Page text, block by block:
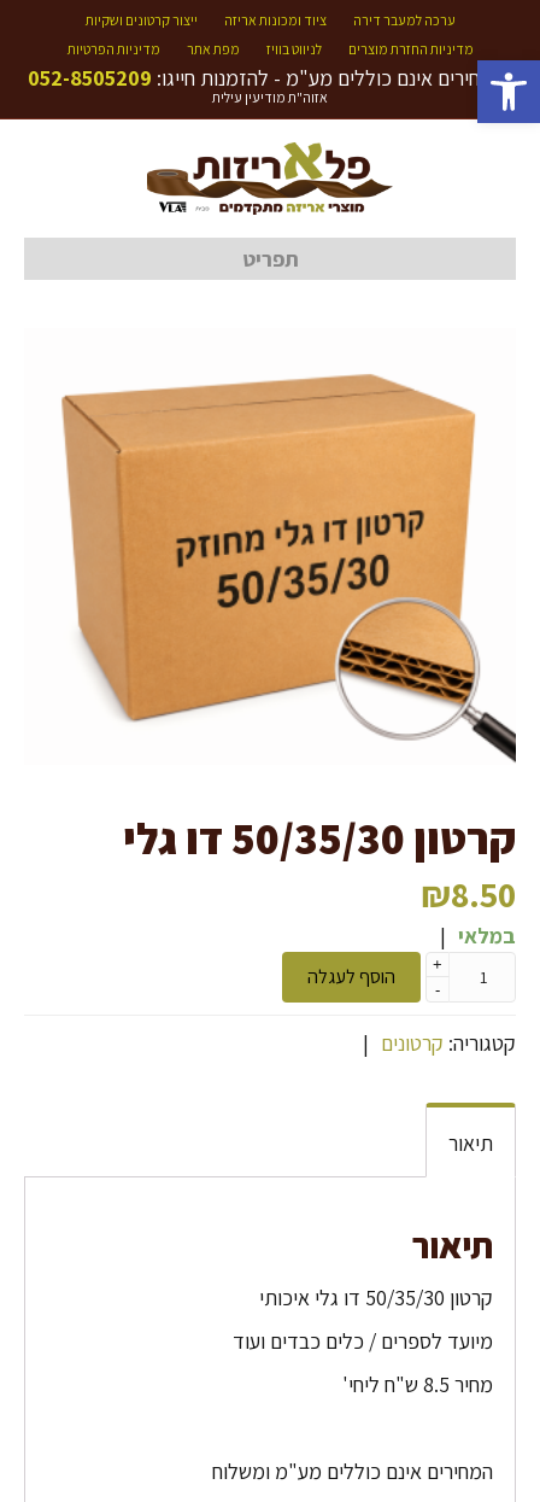
פתח סרגל נגישות
ערכה למעבר דירה ציוד ומכונות אריזה
ייצור קרטונים ושקיות
מדיניות החזרת מוצרים
לניווט בוויז מפת אתר מדיניות הפרטיות
המחירים אינם כוללים מע"מ - להזמנות חייגו: 052-8505209
אזוה"ת מודיעין עילית
תפריט
קרטון 50/35/30 דו גלי
₪8.50
במלאי |
+
-
הוסף לעגלה
קטגוריה: קרטונים |
תיאור
תיאור
קרטון 50/35/30 דו גלי איכותי
מיועד לספרים / כלים כבדים ועוד
מחיר 8.5 ש"ח ליחי'
המחירים אינם כוללים מע"מ ומשלוח